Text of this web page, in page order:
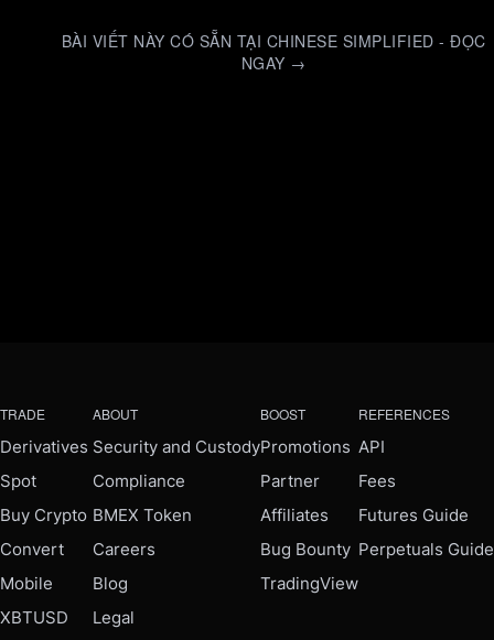
BÀI VIẾT NÀY CÓ SẴN TẠI CHINESE SIMPLIFIED - ĐỌC
NGAY →
TRADE
Derivatives
Spot
Buy Crypto
Convert
Mobile
XBTUSD
ABOUT
Security and Custody
Compliance
BMEX Token
Careers
Blog
Legal
BOOST
Promotions
Partner
Affiliates
Bug Bounty
TradingView
REFERENCES
API
Fees
Futures Guide
Perpetuals Guide